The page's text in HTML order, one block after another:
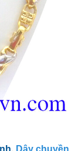
, Dây chuyền